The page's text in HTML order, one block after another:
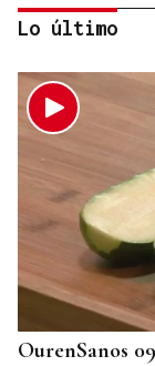
RECUPERACIÓN
El Gobierno
la superficie
Niebla
Lo último
OurenSanos